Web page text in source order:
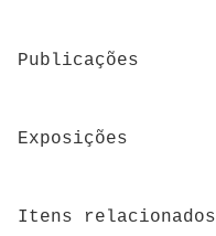
Publicações
Exposições
Itens relacionados